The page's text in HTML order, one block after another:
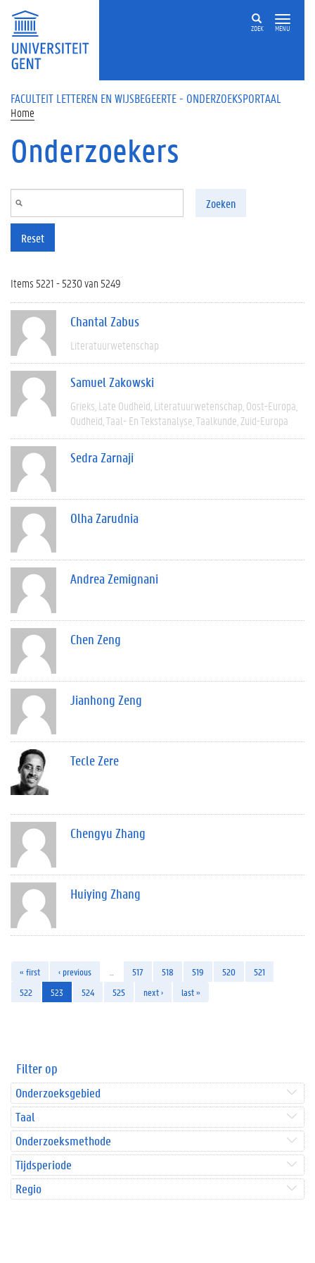
Overslaan en naar de inhoud gaan
ZOEK MENU
FACULTEIT LETTEREN EN WIJSBEGEERTE - ONDERZOEKSPORTAAL
Home
Onderzoekers
Zoeken
Reset
Items 5221 - 5230 van 5249
Chantal Zabus
Literatuurwetenschap
Samuel Zakowski
Grieks Late Oudheid Literatuurwetenschap Oost-Europa
Oudheid Taal- En Tekstanalyse Taalkunde Zuid-Europa
Sedra Zarnaji
Olha Zarudnia
Andrea Zemignani
Chen Zeng
Jianhong Zeng
Tecle Zere
Chengyu Zhang
Huiying Zhang
« first ‹ previous 517 518 519 520
521
522
523 524 525 next › last »
Filter op
Onderzoeksgebied
Taal
Onderzoeksmethode
Tijdsperiode
Regio